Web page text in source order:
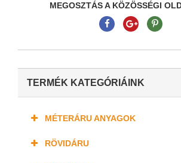
MEGOSZTÁS A KÖZÖSSÉGI
TERMÉK KATEGÓRIÁINK
MÉTERÁRU ANYAGOK
RÖVIDÁRU